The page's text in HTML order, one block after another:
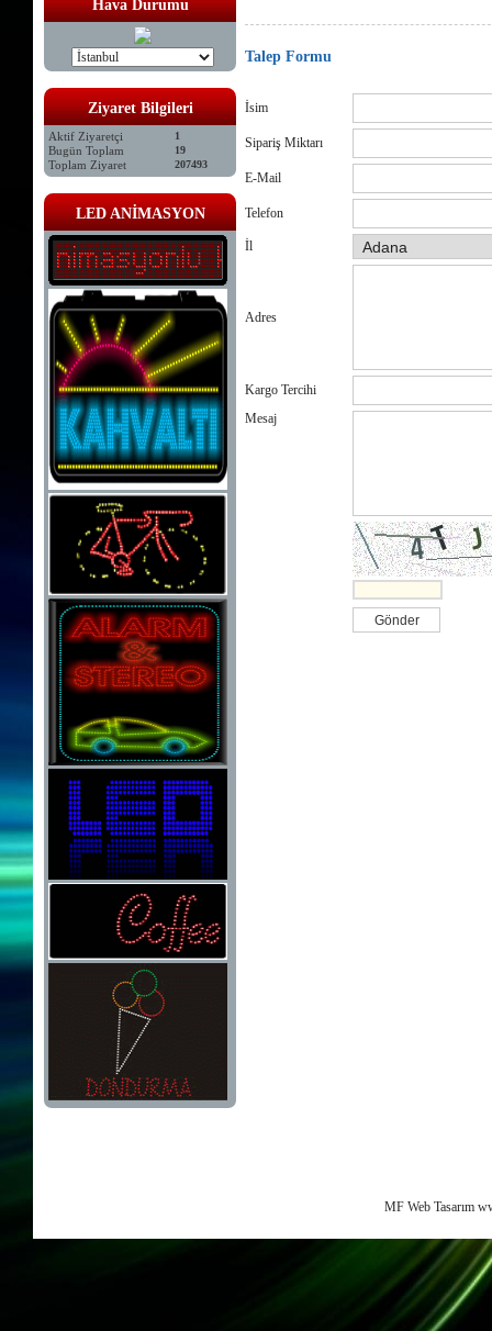
Hava Durumu
Ziyaret Bilgileri
Aktif Ziyaretçi 1
Bugün Toplam 19
Toplam Ziyaret 207493
LED ANİMASYON
Talep Formu
İsim
Sipariş Miktarı
E-Mail
Telefon
İl
Adres
Kargo Tercihi
Mesaj
MF Web Tasarım